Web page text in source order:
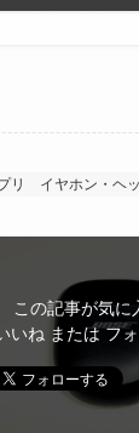
リ イヤホン・ヘ
この記事が気に
いね または フ